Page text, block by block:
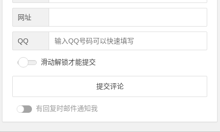
网址
QQ
滑动解锁才能提交
有回复时邮件通知我